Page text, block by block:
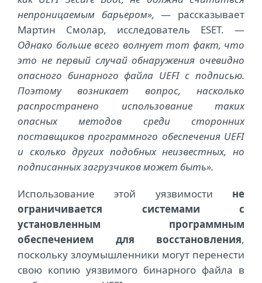
непроницаемым барьером», — рассказывает
Мартин Смолар, исследователь ESET. —
Однако больше всего волнует тот факт, что
это не первый случай обнаружения очевидно
опасного бинарного файла UEFI с подписью.
Поэтому возникает вопрос, насколько
распространено использование таких
опасных методов среди сторонних
поставщиков программного обеспечения UEFI
и сколько других подобных неизвестных, но
подписанных загрузчиков может быть».
Использование этой уязвимости не
ограничивается системами с
установленным программным
обеспечением для восстановления,
поскольку злоумышленники могут перенести
свою копию уязвимого бинарного файла в